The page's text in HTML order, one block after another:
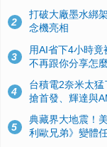
2
打破大廠墨水綁
念機亮相
3
用AI省下4小時
不再跟你分享怎
4
台積電2奈米太
搶首發、輝達與
5
典藏界大地震！
利歐兄弟》變體